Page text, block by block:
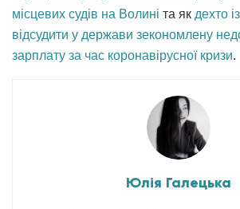
місцевих судів на Волині та як дехто
відсудити у держави зекономлену
зарплату за час коронавірусної кризи.
Юлія Галецька